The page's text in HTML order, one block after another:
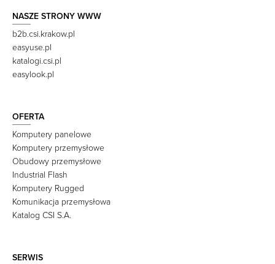
NASZE STRONY WWW
b2b.csi.krakow.pl
easyuse.pl
katalogi.csi.pl
easylook.pl
OFERTA
Komputery panelowe
Komputery przemysłowe
Obudowy przemysłowe
Industrial Flash
Komputery Rugged
Komunikacja przemysłowa
Katalog CSI S.A.
SERWIS